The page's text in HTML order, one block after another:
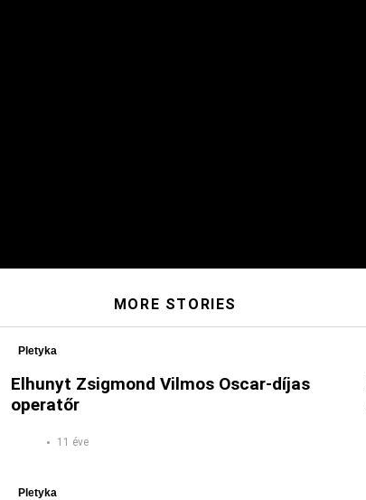
MORE STORIES
Pletyka
Elhunyt Zsigmond Vilmos Oscar-díjas
operatőr
11 éve
Pletyka